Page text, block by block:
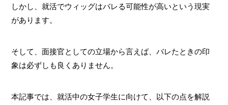
しかし、就活でウィッグはバレる可能性が高いという現実
があります。
そして、面接官としての立場から言えば、バレたときの印
象は必ずしも良くありません。
本記事では、就活中の女子学生に向けて、以下の点を解説